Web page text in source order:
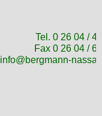
Tel. 0 26 04 /
Fax 0 26 04 /
info@bergmann-